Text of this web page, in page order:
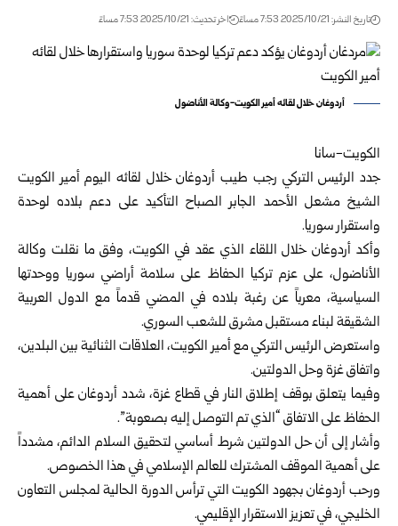
تاريخ النشر: 2025/10/21 7:53 مساءً اخر تحديث: 2025/10/21 7:53 مساءً
أردوغان خلال لقائه أمير الكويت-وكالة الأناضول
الكويت-سانا
جدد الرئيس التركي رجب طيب أردوغان خلال لقائه اليوم أمير الكويت
الشيخ مشعل الأحمد الجابر الصباح التأكيد على دعم بلاده لوحدة
واستقرارسوريا.
وأكد أردوغان خلال اللقاء الذي عقد في الكويت، وفق ما نقلت وكالة
الأناضول، على عزم تركيا الحفاظ على سلامة أراضي سوريا ووحدتها
السياسية، معرباً عن رغبة بلاده في المضي قدماً مع الدول العربية
الشقيقة لبناء مستقبل مشرق للشعب السوري.
واستعرض الرئيس التركي مع أمير الكويت، العلاقات الثنائية بين البلدين،
واتفاق غزة وحل الدولتين.
وفيما يتعلق بوقف إطلاق النار في قطاع غزة، شدد أردوغان على أهمية
الحفاظ على الاتفاق “الذي تم التوصل إليه بصعوبة”.
وأشار إلى أن حل الدولتين شرط أساسي لتحقيق السلام الدائم، مشدداً
على أهمية الموقف المشترك للعالم الإسلامي في هذا الخصوص.
ورحب أردوغان بجهود الكويت التي ترأس الدورة الحالية لمجلس التعاون
الخليجي، في تعزيز الاستقرار الإقليمي.